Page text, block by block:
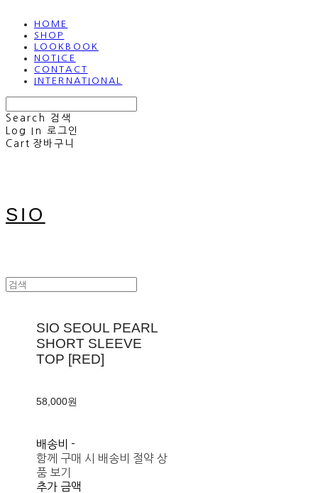
HOME
SHOP
LOOKBOOK
NOTICE
CONTACT
INTERNATIONAL
Search
검색
Log In
로그인
Cart 장바구니
SIO
SIO SEOUL PEARL
SHORT SLEEVE
TOP [RED]
58,000원
배송비-
함께 구매 시 배송비 절약 상
품 보기
추가 금액